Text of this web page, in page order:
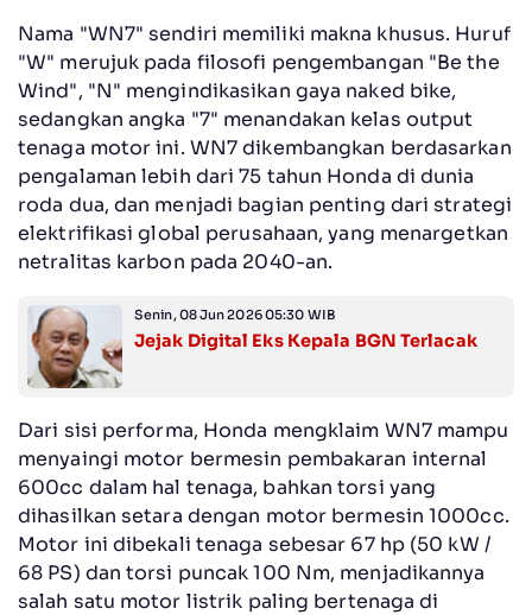
Nama "WN7" sendiri memiliki makna khusus. Huruf
"W" merujuk pada filosofi pengembangan "Be the
Wind", "N" mengindikasikan gaya naked bike,
sedangkan angka "7" menandakan kelas output
tenaga motor ini. WN7 dikembangkan berdasarkan
pengalaman lebih dari 75 tahun Honda di dunia
roda dua, dan menjadi bagian penting dari strategi
elektrifikasi global perusahaan, yang menargetkan
netralitas karbon pada 2040-an.
Senin, 08 Jun 2026 05:30 WIB
Jejak Digital Eks Kepala BGN Terlacak
Dari sisi performa, Honda mengklaim WN7 mampu
menyaingi motor bermesin pembakaran internal
600cc dalam hal tenaga, bahkan torsi yang
dihasilkan setara dengan motor bermesin 1000cc.
Motor ini dibekali tenaga sebesar 67 hp (50 kW /
68 PS) dan torsi puncak 100 Nm, menjadikannya
salah satu motor listrik paling bertenaga di